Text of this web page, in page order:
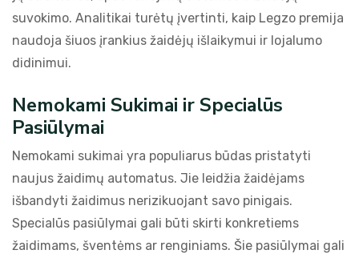
suvokimo. Analitikai turėtų įvertinti, kaip Legzo premija
naudoja šiuos įrankius žaidėjų išlaikymui ir lojalumo
didinimui.
Nemokami Sukimai ir Specialūs
Pasiūlymai
Nemokami sukimai yra populiarus būdas pristatyti
naujus žaidimų automatus. Jie leidžia žaidėjams
išbandyti žaidimus nerizikuojant savo pinigais.
Specialūs pasiūlymai gali būti skirti konkretiems
žaidimams, šventėms ar renginiams. Šie pasiūlymai gali